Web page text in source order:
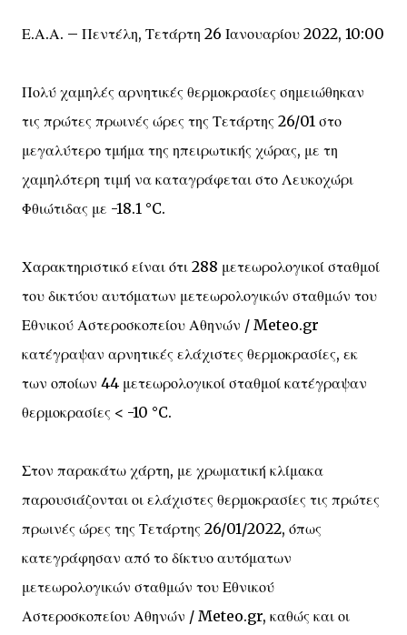
Ε.Α.Α. – Πεντέλη, Τετάρτη 26 Ιανουαρίου 2022, 10:00
Πολύ χαμηλές αρνητικές θερμοκρασίες σημειώθηκαν
τις πρώτες πρωινές ώρες της Τετάρτης 26/01 στο
μεγαλύτερο τμήμα της ηπειρωτικής χώρας, με τη
χαμηλότερη τιμή να καταγράφεται στο Λευκοχώρι
Φθιώτιδας με -18.1 °C.
Χαρακτηριστικό είναι ότι 288 μετεωρολογικοί σταθμοί
του δικτύου αυτόματων μετεωρολογικών σταθμών του
Εθνικού Αστεροσκοπείου Αθηνών / Meteo.gr
κατέγραψαν αρνητικές ελάχιστες θερμοκρασίες, εκ
των οποίων 44 μετεωρολογικοί σταθμοί κατέγραψαν
θερμοκρασίες < -10 °C.
Στον παρακάτω χάρτη, με χρωματική κλίμακα
παρουσιάζονται οι ελάχιστες θερμοκρασίες τις πρώτες
πρωινές ώρες της Τετάρτης 26/01/2022, όπως
κατεγράφησαν από το δίκτυο αυτόματων
μετεωρολογικών σταθμών του Εθνικού
Αστεροσκοπείου Αθηνών / Meteo.gr, καθώς και οι